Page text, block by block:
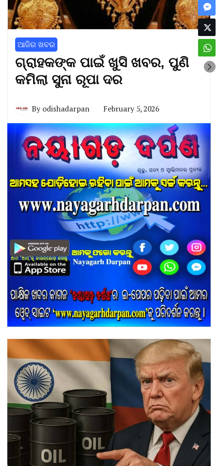
ଆଜିର ଖବର
ଗ୍ରାହକଙ୍କ ପାଇଁ ଖୁସି ଖବର, ପୁଣି
କମିଲା ସୁନା ରୂପା ଦର
By odishadarpan February 5, 2026